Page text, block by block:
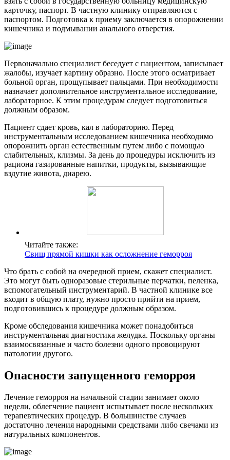
карточку, паспорт. В частную клинику отправляются с
паспортом. Подготовка к приему заключается в опорожнении
кишечника и подмывании анального отверстия.
Первоначально специалист беседует с пациентом, записывает
жалобы, изучает картину образно. После этого осматривает
больной орган, прощупывает пальцами. При необходимости
назначает дополнительное инструментальное исследование,
лабораторное. К этим процедурам следует подготовиться
должным образом.
Пациент сдает кровь, кал в лабораторию. Перед
инструментальным исследованием кишечника необходимо
опорожнить орган естественным путем либо с помощью
слабительных, клизмы. За день до процедуры исключить из
рациона газированные напитки, продукты, вызывающие
вздутие живота, диарею.
Читайте также:
Свищ прямой кишки как осложнение геморроя
Что брать с собой на очередной прием, скажет специалист.
Это могут быть одноразовые стерильные перчатки, пеленка,
вспомогательный инструментарий. В частной клинике все
входит в общую плату, нужно просто прийти на прием,
подготовившись к процедуре должным образом.
Кроме обследования кишечника может понадобиться
инструментальная диагностика желудка. Поскольку органы
взаимосвязанные и часто болезни одного провоцируют
патологии другого.
Опасности запущенного геморроя
Лечение геморроя на начальной стадии занимает около
недели, облегчение пациент испытывает после нескольких
терапевтических процедур. В большинстве случаев
достаточно лечения народными средствами либо свечами из
натуральных компонентов.